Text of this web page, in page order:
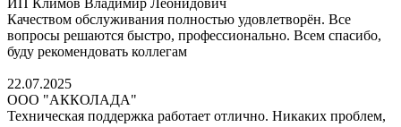
Качеством обслуживания полностью удовлетворён. Все
вопросы решаются быстро, профессионально. Всем спасибо,
буду рекомендовать коллегам
22.07.2025
ООО "АККОЛАДА"
Техническая поддержка работает отлично. Никаких проблем,